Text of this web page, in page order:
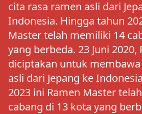
cita rasa ramen asli dari
Indonesia. Hingga tahun
Master telah memiliki 14
yang berbeda. 23 Juni
diciptakan untuk
asli dari Jepang ke
2023 ini Ramen Master
cabang di 13 kota yang